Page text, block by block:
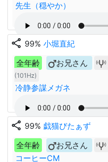
先生（穏やか）
share 99% 小堀直紀
全年齢
お兄さん
(101Hz)
冷静参謀メガネ
share 99% 戯猫びたぁず
全年齢
お兄さん
コーヒーCM